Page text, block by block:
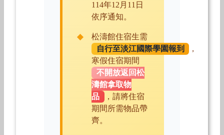
114年12月11日
依序通知。
松濤館住宿生需
自行至淡江國際學園報到
，
寒假住宿期間
不開放返回松
濤館拿取物
品
，請將住宿
期間所需物品帶
齊。